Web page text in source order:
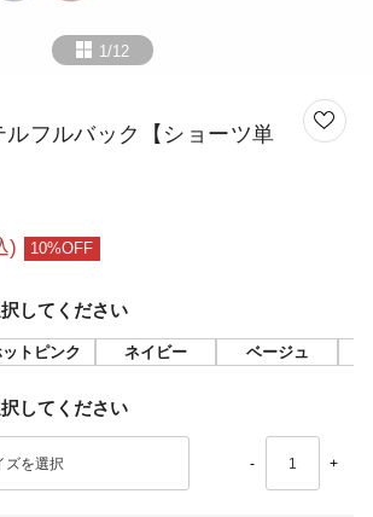
1/12
ルフルバック【ショーツ単
してください
トピンク ネイビー ベージュ
してください
- +